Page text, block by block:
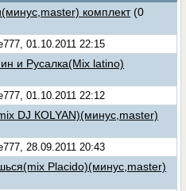
комплект (0
01.10.2011 22:15
и Русалка(Mix latino)
01.10.2011 22:12
DJ КОLYAN)(минус,master)
28.09.2011 20:43
Placido)(минус,master)